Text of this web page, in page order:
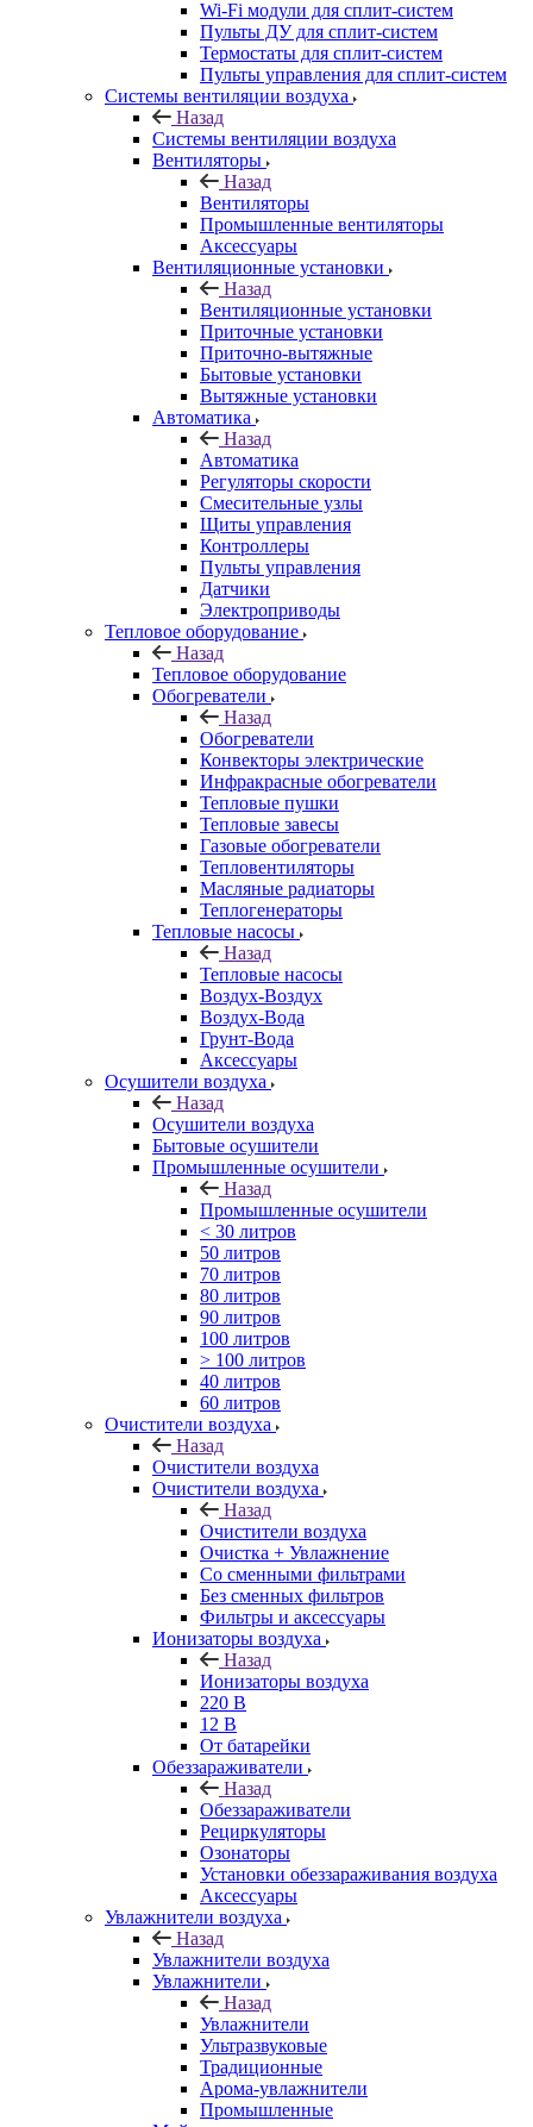
Wi-Fi модули для сплит-систем
Пульты ДУ для сплит-систем
Термостаты для сплит-систем
Пульты управления для сплит-систем
Системы вентиляции воздуха
Назад
Системы вентиляции воздуха
Вентиляторы
Назад
Вентиляторы
Промышленные вентиляторы
Аксессуары
Вентиляционные установки
Назад
Вентиляционные установки
Приточные установки
Приточно-вытяжные
Бытовые установки
Вытяжные установки
Автоматика
Назад
Автоматика
Регуляторы скорости
Смесительные узлы
Щиты управления
Контроллеры
Пульты управления
Датчики
Электроприводы
Тепловое оборудование
Назад
Тепловое оборудование
Обогреватели
Назад
Обогреватели
Конвекторы электрические
Инфракрасные обогреватели
Тепловые пушки
Тепловые завесы
Газовые обогреватели
Тепловентиляторы
Масляные радиаторы
Теплогенераторы
Тепловые насосы
Назад
Тепловые насосы
Воздух-Воздух
Воздух-Вода
Грунт-Вода
Аксессуары
Осушители воздуха
Назад
Осушители воздуха
Бытовые осушители
Промышленные осушители
Назад
Промышленные осушители
< 30 литров
50 литров
70 литров
80 литров
90 литров
100 литров
> 100 литров
40 литров
60 литров
Очистители воздуха
Назад
Очистители воздуха
Очистители воздуха
Назад
Очистители воздуха
Очистка + Увлажнение
Cо сменными фильтрами
Без сменных фильтров
Фильтры и аксессуары
Ионизаторы воздуха
Назад
Ионизаторы воздуха
220 В
12 В
От батарейки
Обеззараживатели
Назад
Обеззараживатели
Рециркуляторы
Озонаторы
Установки обеззараживания воздуха
Аксессуары
Увлажнители воздуха
Назад
Увлажнители воздуха
Увлажнители
Назад
Увлажнители
Ультразвуковые
Традиционные
Арома-увлажнители
Промышленные